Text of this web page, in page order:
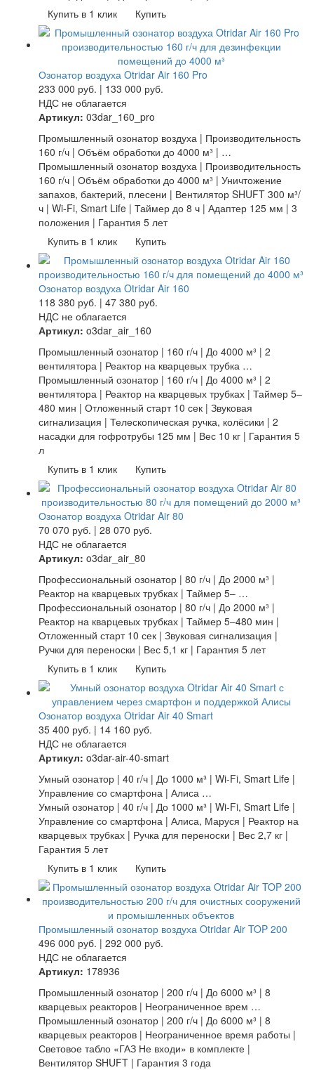
Купить в 1 клик
Купить
Озонатор воздуха Otridar Air 160 Pro
233 000 руб. | 133 000 руб.
НДС не облагается
Артикул: 03dar_160_pro
Промышленный озонатор воздуха | Производительность
160 г/ч | Объём обработки до 4000 м³ | …
Промышленный озонатор воздуха | Производительность
160 г/ч | Объём обработки до 4000 м³ | Уничтожение
запахов, бактерий, плесени | Вентилятор SHUFT 300 м³/
ч | Wi-Fi, Smart Life | Таймер до 8 ч | Адаптер 125 мм | 3
положения | Гарантия 5 лет
Купить в 1 клик
Купить
Озонатор воздуха Otridar Air 160
118 380 руб. | 47 380 руб.
НДС не облагается
Артикул: o3dar_air_160
Промышленный озонатор | 160 г/ч | До 4000 м³ | 2
вентилятора | Реактор на кварцевых трубка …
Промышленный озонатор | 160 г/ч | До 4000 м³ | 2
вентилятора | Реактор на кварцевых трубках | Таймер 5–
480 мин | Отложенный старт 10 сек | Звуковая
сигнализация | Телескопическая ручка, колёсики | 2
насадки для гофротрубы 125 мм | Вес 10 кг | Гарантия 5
л
Купить в 1 клик
Купить
Озонатор воздуха Otridar Air 80
70 070 руб. | 28 070 руб.
НДС не облагается
Артикул: o3dar_air_80
Профессиональный озонатор | 80 г/ч | До 2000 м³ |
Реактор на кварцевых трубках | Таймер 5– …
Профессиональный озонатор | 80 г/ч | До 2000 м³ |
Реактор на кварцевых трубках | Таймер 5–480 мин |
Отложенный старт 10 сек | Звуковая сигнализация |
Ручки для переноски | Вес 5,1 кг | Гарантия 5 лет
Купить в 1 клик
Купить
Озонатор воздуха Otridar Air 40 Smart
35 400 руб. | 14 160 руб.
НДС не облагается
Артикул: o3dar-air-40-smart
Умный озонатор | 40 г/ч | До 1000 м³ | Wi-Fi, Smart Life |
Управление со смартфона | Алиса …
Умный озонатор | 40 г/ч | До 1000 м³ | Wi-Fi, Smart Life |
Управление со смартфона | Алиса, Маруся | Реактор на
кварцевых трубках | Ручка для переноски | Вес 2,7 кг |
Гарантия 5 лет
Купить в 1 клик
Купить
Промышленный озонатор воздуха Otridar Air TOP 200
496 000 руб. | 292 000 руб.
НДС не облагается
Артикул: 178936
Промышленный озонатор | 200 г/ч | До 6000 м³ | 8
кварцевых реакторов | Неограниченное врем …
Промышленный озонатор | 200 г/ч | До 6000 м³ | 8
кварцевых реакторов | Неограниченное время работы |
Световое табло «ГАЗ Не входи» в комплекте |
Вентилятор SHUFT | Гарантия 3 года